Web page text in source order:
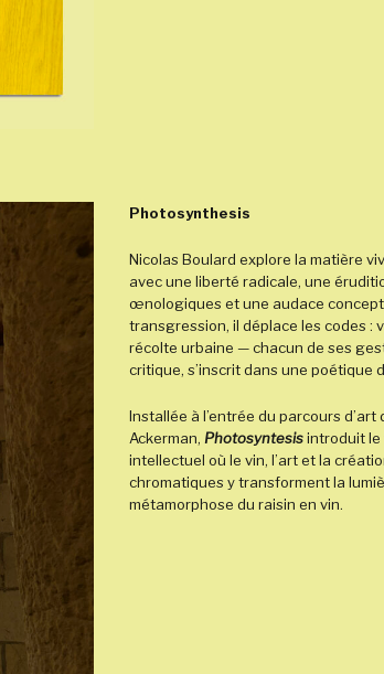
Photosynthesis
Nicolas Boulard explore la matière
avec une liberté radicale, une
œnologiques et une audace
transgression, il déplace les codes :
récolte urbaine — chacun de ses
critique, s’inscrit dans une poétique
Installée à l’entrée du parcours d’art
Ackerman, Photosyntesisintroduit le
intellectuel où le vin, l’art et la
chromatiques y transforment la
métamorphose du raisin en vin.